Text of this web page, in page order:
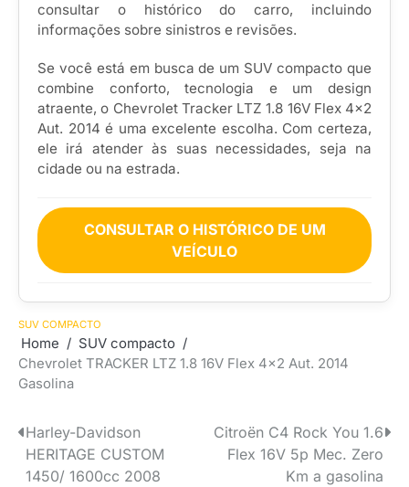
consultar o histórico do carro, incluindo
informações sobre sinistros e revisões.
Se você está em busca de um SUV compacto que
combine conforto, tecnologia e um design
atraente, o Chevrolet Tracker LTZ 1.8 16V Flex 4×2
Aut. 2014 é uma excelente escolha. Com certeza,
ele irá atender às suas necessidades, seja na
cidade ou na estrada.
CONSULTAR O HISTÓRICO DE UM
VEÍCULO
SUV COMPACTO
Home
SUV compacto
Chevrolet TRACKER LTZ 1.8 16V Flex 4×2 Aut. 2014
Gasolina
Navegação
de
Harley-Davidson
HERITAGE CUSTOM
1450/ 1600cc 2008
Citroën C4 Rock You 1.6
Flex 16V 5p Mec. Zero
Km a gasolina